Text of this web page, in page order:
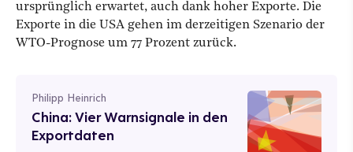
ursprünglich erwartet, auch dank hoher Exporte. Die
Exporte in die USA gehen im derzeitigen Szenario der
WTO-Prognose um 77 Prozent zurück.
Philipp Heinrich
China: Vier Warnsignale in den
Exportdaten